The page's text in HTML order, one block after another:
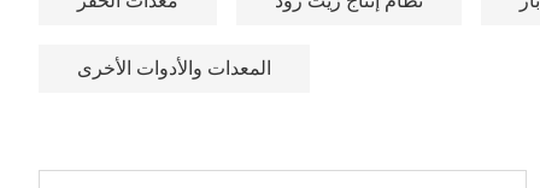
المعدات والأدوات الأخرى